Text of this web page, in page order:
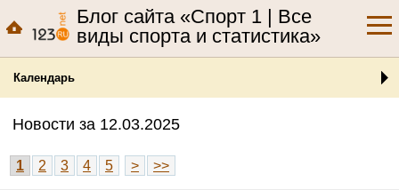
Блог сайта «Спорт 1 | Все
виды спорта и статистика»
Календарь
Новости за 12.03.2025
1 2 3 4 5 > >>